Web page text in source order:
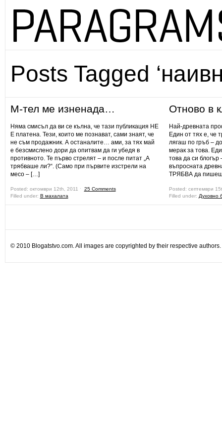
Posts Tagged
М-тел ме изненада…
Няма смисъл да ви се кълна, че тази публикация НЕ
Е платена. Тези, които ме познават, сами знаят, че
не съм продажник. А останалите… ами, за тях май
е безсмислено дори да опитвам да ги убедя в
противното. Те първо стрелят – и после питат „А
трябваше ли?“. (Само при първите изстрели на
месо – […]
Posted: октомври 12th, 2011 ˑ 25 Comments
Filled under: В махалата
Отново в
Най-древната
Един от тях е, че
лягаш по гръб –
мерак за това.
това да си блогър
въпросната
ТРЯБВА да
Posted: септември
Filled under: Духовно
© 2010 Blogatstvo.com. All images are copyrighted by their respective authors.